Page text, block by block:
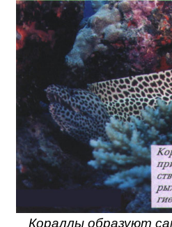
Кораллы образуют